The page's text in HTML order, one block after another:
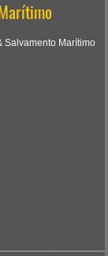
Salvamento Marítimo